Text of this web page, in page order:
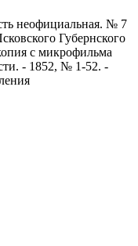
неофициальная. № 7
Губернского
с микрофильма
- 1852, № 1-52. -